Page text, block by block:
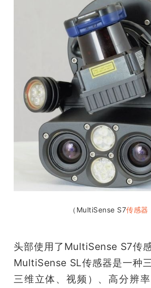
（MultiSense S7传感器
头部使用了MultiSense S7传
MultiSense SL传感器是一种
三维立体、视频）、高分辨